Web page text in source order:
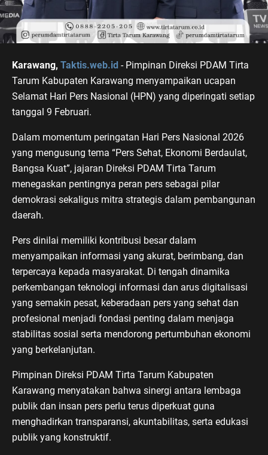
Karawang, Taktis.web.id - Pimpinan Direksi PDAM Tirta
Tarum Kabupaten Karawang menyampaikan ucapan
Selamat Hari Pers Nasional (HPN) yang diperingati setiap
tanggal 9 Februari.
Dalam momentum peringatan Hari Pers Nasional 2026
yang mengusung tema “Pers Sehat, Ekonomi Berdaulat,
Bangsa Kuat”, jajaran Direksi PDAM Tirta Tarum
menegaskan pentingnya peran pers sebagai pilar
demokrasi sekaligus mitra strategis dalam pembangunan
daerah.
Pers dinilai memiliki kontribusi besar dalam
menyampaikan informasi yang akurat, berimbang, dan
terpercaya kepada masyarakat. Di tengah dinamika
perkembangan teknologi informasi dan arus digitalisasi
yang semakin pesat, keberadaan pers yang sehat dan
profesional menjadi fondasi penting dalam menjaga
stabilitas sosial serta mendorong pertumbuhan ekonomi
yang berkelanjutan.
Pimpinan Direksi PDAM Tirta Tarum Kabupaten
Karawang menyatakan bahwa sinergi antara lembaga
publik dan insan pers perlu terus diperkuat guna
menghadirkan transparansi, akuntabilitas, serta edukasi
publik yang konstruktif.